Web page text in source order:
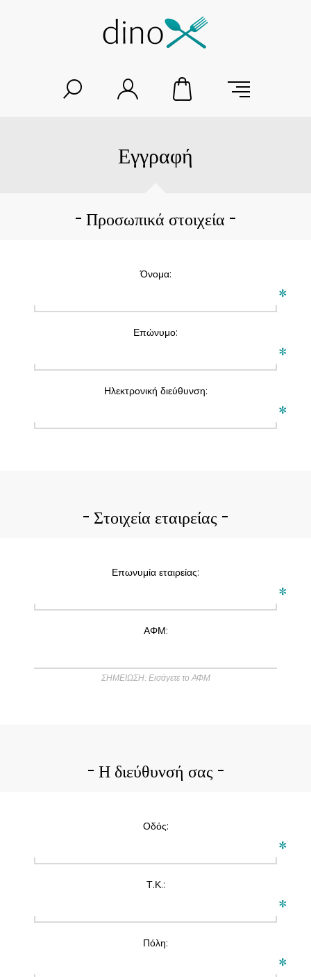
Εγγραφή
Προσωπικά στοιχεία
Όνομα:
*
Επώνυμο:
*
Ηλεκτρονική διεύθυνση:
*
Στοιχεία εταιρείας
Επωνυμία εταιρείας:
*
ΑΦΜ:
ΣΗΜΕΙΩΣΗ: Εισάγετε το ΑΦΜ
Η διεύθυνσή σας
Οδός:
*
Τ.Κ.:
*
Πόλη:
*